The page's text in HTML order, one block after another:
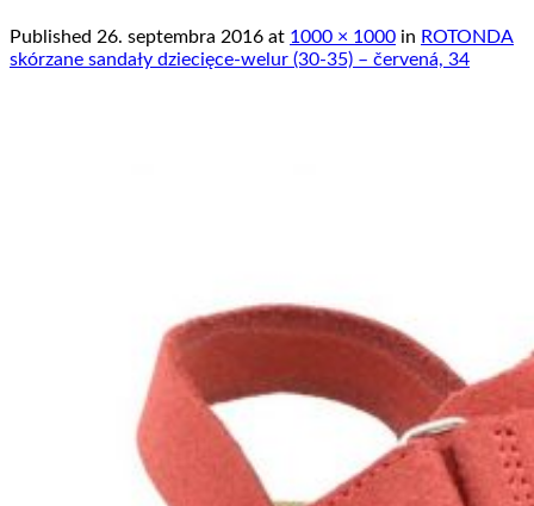
Published 26. septembra 2016 at 1000 × 1000 in ROTONDA
skórzane sandały dziecięce-welur (30-35) – červená, 34